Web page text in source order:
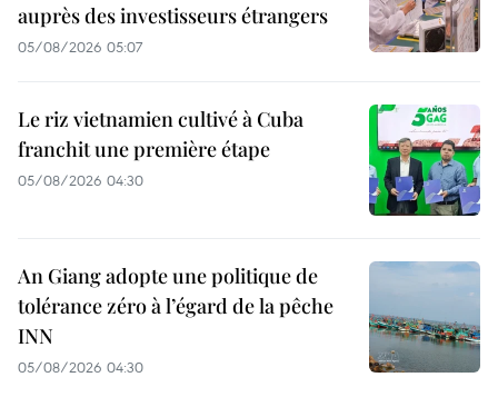
auprès des investisseurs étrangers
05/08/2026 05:07
Le riz vietnamien cultivé à Cuba
franchit une première étape
05/08/2026 04:30
An Giang adopte une politique de
tolérance zéro à l’égard de la pêche
INN
05/08/2026 04:30